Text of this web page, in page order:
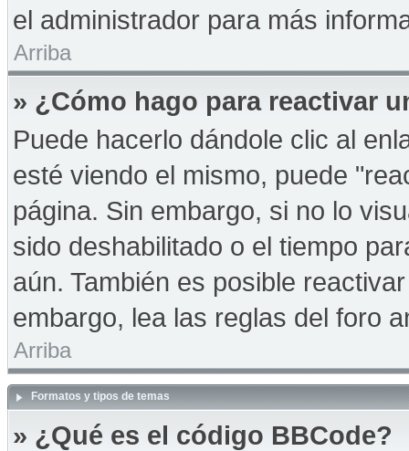
el administrador para más
Arriba
» ¿Cómo hago para reactivar
Puede hacerlo dándole clic al
esté viendo el mismo, puede
página. Sin embargo, si no lo
sido deshabilitado o el tiempo
aún. También es posible
embargo, lea las reglas del foro
Arriba
Formatos y tipos de temas
» ¿Qué es el código BBCode?